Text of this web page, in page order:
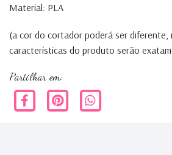
Material: PLA
(a cor do cortador poderá ser diferente,
características do produto serão
Partilhar em: